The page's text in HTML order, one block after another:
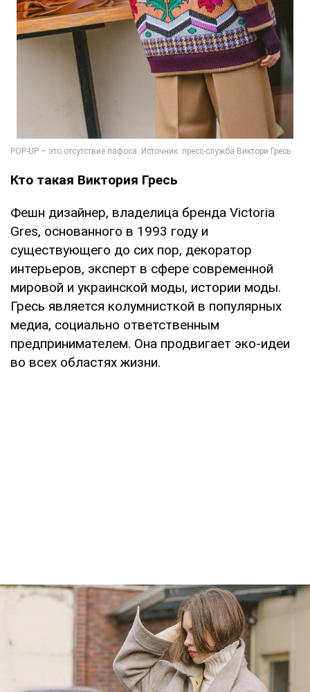
Кто такая Виктория Гресь
Фешн дизайнер, владелица бренда Victoria
Gres, основанного в 1993 году и
существующего до сих пор, декоратор
интерьеров, эксперт в сфере современной
мировой и украинской моды, истории моды.
Гресь является колумнисткой в популярных
медиа, социально ответственным
предпринимателем. Она продвигает эко-идеи
во всех областях жизни.